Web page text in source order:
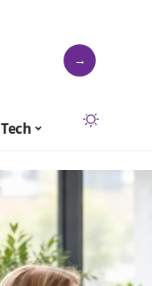
Tech